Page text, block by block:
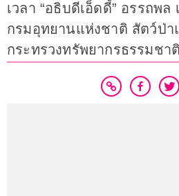
เวลา “อธิบดีเอ็ดดี้” อรรถพ
กรมอุทยานแห่งชาติ สัตว์ป่
กระทรวงทรัพยากรธรรมชา